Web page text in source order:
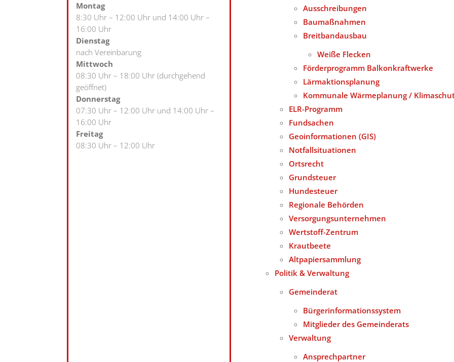
Montag
8:30 Uhr – 12:00 Uhr und 14:00 Uhr –
16:00 Uhr
Dienstag
nach Vereinbarung
Mittwoch
08:30 Uhr – 18:00 Uhr (durchgehend
geöffnet)
Donnerstag
07:30 Uhr – 12:00 Uhr und 14:00 Uhr –
16:00 Uhr
Freitag
08:30 Uhr – 12:00 Uhr
Ausschreibungen
Baumaßnahmen
Breitbandausbau
Weiße Flecken
Förderprogramm Balkonkraftwerke
Lärmaktionsplanung
Kommunale Wärmeplanung /
ELR-Programm
Fundsachen
Geoinformationen (GIS)
Notfallsituationen
Ortsrecht
Grundsteuer
Hundesteuer
Regionale Behörden
Versorgungsunternehmen
Wertstoff-Zentrum
Krautbeete
Altpapiersammlung
Politik & Verwaltung
Gemeinderat
Bürgerinformationssystem
Mitglieder des Gemeinderats
Verwaltung
Ansprechpartner